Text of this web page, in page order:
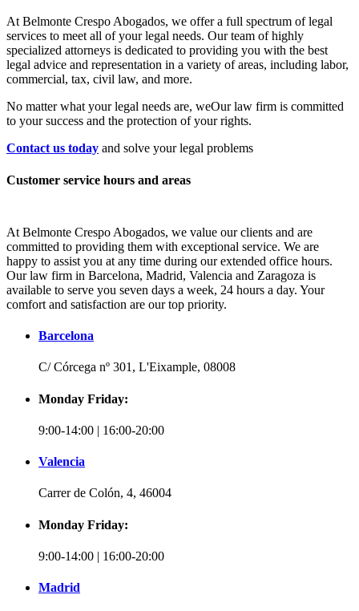
At Belmonte Crespo Abogados, we offer a full spectrum of legal
services to meet all of your legal needs. Our team of highly
specialized attorneys is dedicated to providing you with the best
legal advice and representation in a variety of areas, including labor,
commercial, tax, civil law, and more.
No matter what your legal needs are, weOur law firm is committed
to your success and the protection of your rights.
Contact us today and solve your legal problems
Customer service hours and areas
At Belmonte Crespo Abogados, we value our clients and are
committed to providing them with exceptional service. We are
happy to assist you at any time during our extended office hours.
Our law firm in Barcelona, Madrid, Valencia and Zaragoza is
available to serve you seven days a week, 24 hours a day. Your
comfort and satisfaction are our top priority.
Barcelona
C/ Córcega nº 301, L'Eixample, 08008
Monday Friday:
9:00-14:00 | 16:00-20:00
Valencia
Carrer de Colón, 4, 46004
Monday Friday:
9:00-14:00 | 16:00-20:00
Madrid